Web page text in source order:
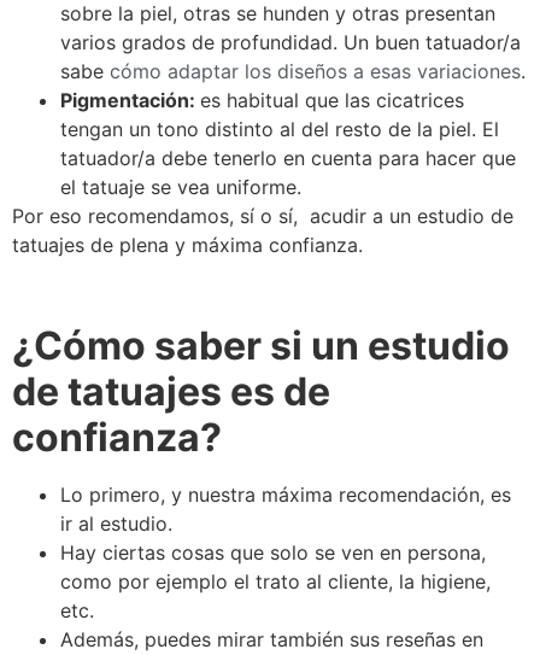
sobre la piel, otras se hunden y otras presentan
varios grados de profundidad. Un buen tatuador/a
sabe cómo adaptar los diseños a esas variaciones.
Pigmentación: es habitual que las cicatrices
tengan un tono distinto al del resto de la piel. El
tatuador/a debe tenerlo en cuenta para hacer que
el tatuaje se vea uniforme.
Por eso recomendamos, sí o sí, acudir a un estudio de
tatuajes de plena y máxima confianza.
¿Cómo saber si un estudio
de tatuajes es de
confianza?
Lo primero, y nuestra máxima recomendación, es
ir al estudio.
Hay ciertas cosas que solo se ven en persona,
como por ejemplo el trato al cliente, la higiene,
etc.
Además, puedes mirar también sus reseñas en